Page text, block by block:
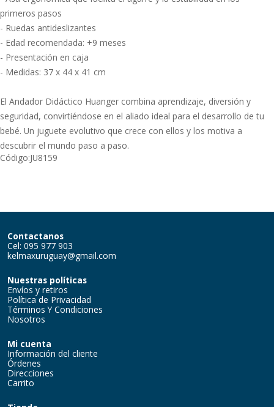
primeros pasos
- Ruedas antideslizantes
- Edad recomendada: +9 meses
- Presentación en caja
- Medidas: 37 x 44 x 41 cm
El Andador Didáctico Huanger combina aprendizaje, diversión y
seguridad, convirtiéndose en el aliado ideal para el desarrollo de tu
bebé. Un juguete evolutivo que crece con ellos y los motiva a
descubrir el mundo paso a paso.
Código:JU8159
Contactanos
Cel: 095 977 903
kelmaxuruguay@gmail.com
Nuestras políticas
Envíos y retiros
Política de Privacidad
Términos Y Condiciones
Nosotros
Mi cuenta
Información del cliente
Órdenes
Direcciones
Carrito